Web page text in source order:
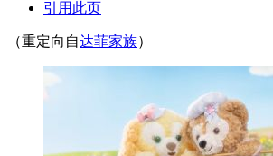
引用此页
（重定向自达菲家族）